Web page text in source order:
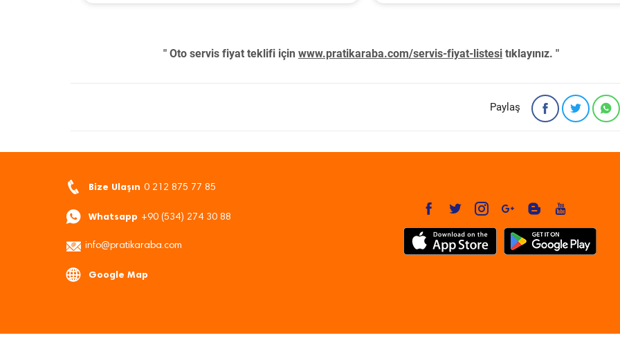
" Oto servis fiyat teklifi için www.pratikaraba.com/servis-fiyat-listesi tıklayınız. "
Paylaş
Bize Ulaşın 0 212 875 77 85
Whatsapp +90 (534) 274 30 88
info@pratikaraba.com
Google Map